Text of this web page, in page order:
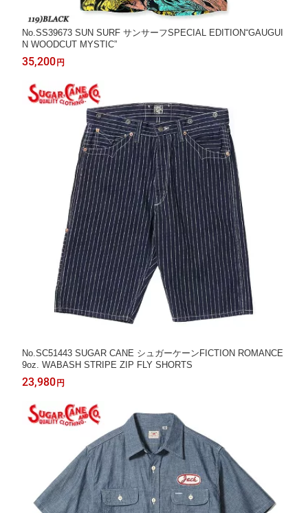
No.SS39673 SUN SURF サンサーフSPECIAL EDITION“GAUGUI
N WOODCUT MYSTIC”
35,200円
No.SC51443 SUGAR CANE シュガーケーンFICTION ROMANCE
9oz. WABASH STRIPE ZIP FLY SHORTS
23,980円